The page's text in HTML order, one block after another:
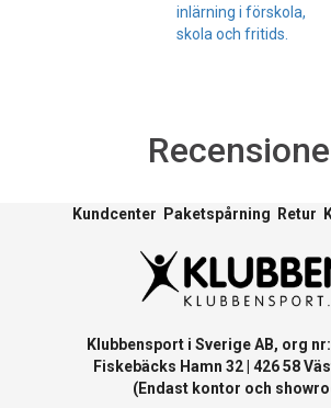
inlärning i förskola,
skola och fritids.
Kundcenter Paketspårning Retur
Klubbensport i Sverige AB, org nr:
Fiskebäcks Hamn 32 | 426 58
(Endast kontor och